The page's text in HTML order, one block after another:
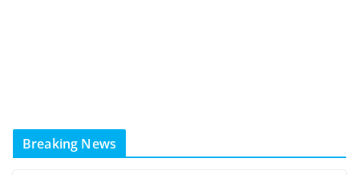
Breaking News